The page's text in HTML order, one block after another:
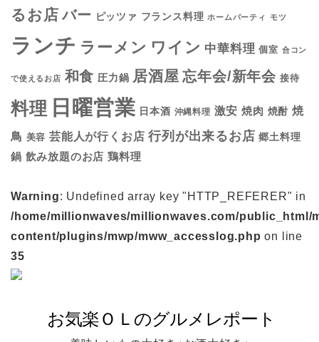
るお店 バー ピッツァ フランス料理 ホームパーティ モツ
ランチ ラーメン ワイン 中華料理 個室 合コン
で使えるお店 和食 圧力鍋 居酒屋 忘年会/新年会 接待
料理 日曜営業 日本酒 沖縄料理 激安 焼肉 焼酎 焼
鳥 美容 芸能人が行くお店 行列が出来るお店 郷土料理
鍋 飲み放題のお店 鶏料理
Warning: Undefined array key "HTTP_REFERER" in
/home/millionwaves/millionwaves.com/public_html/
content/plugins/mwp/mww_accesslog.php on line
35